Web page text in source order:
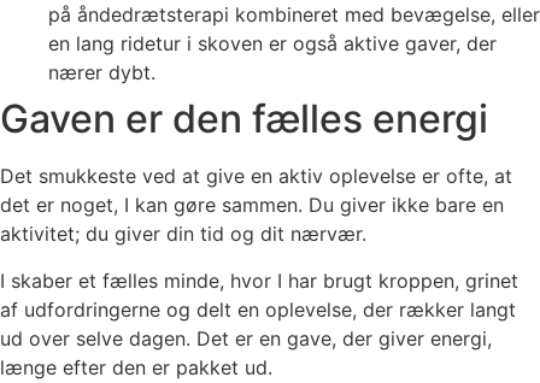
på åndedrætsterapi kombineret med bevægelse, eller
en lang ridetur i skoven er også aktive gaver, der
nærer dybt.
Gaven er den fælles energi
Det smukkeste ved at give en aktiv oplevelse er ofte, at
det er noget, I kan gøre sammen. Du giver ikke bare en
aktivitet; du giver din tid og dit nærvær.
I skaber et fælles minde, hvor I har brugt kroppen, grinet
af udfordringerne og delt en oplevelse, der rækker langt
ud over selve dagen. Det er en gave, der giver energi,
længe efter den er pakket ud.